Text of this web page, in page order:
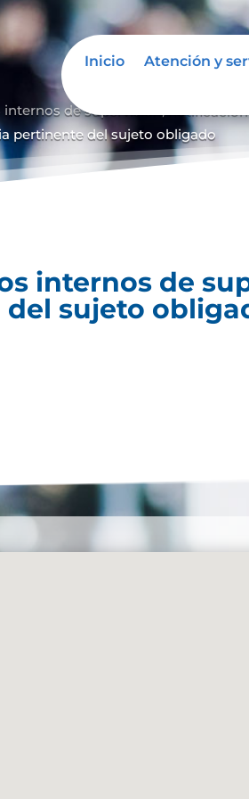
Inicio Atención y
de supervisión,
pertinente del sujeto obligado
internos de
sujeto